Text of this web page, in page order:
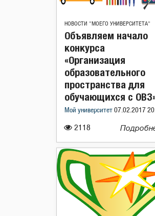
НОВОСТИ "МОЕГО УНИВЕРСИТЕТА"
2118
Объявляем начало
конкурса
«Организация
образовательного
пространства для
обучающихся с
Мой университет 07.02.2017